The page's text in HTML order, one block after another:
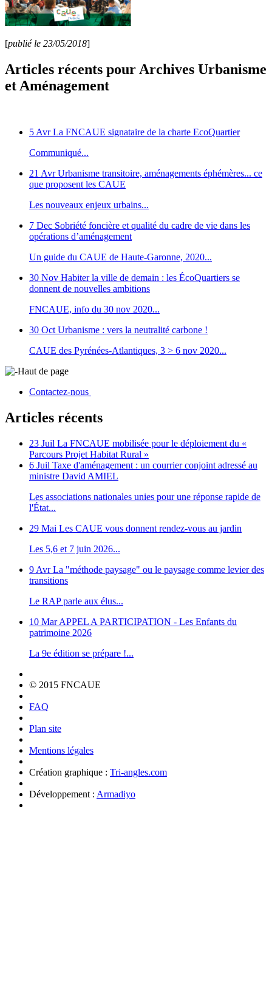
[publié le 23/05/2018]
Articles récents pour Archives Urbanisme
et Aménagement
5 Avr La FNCAUE signataire de la charte EcoQuartier
Communiqué...
21 Avr Urbanisme transitoire, aménagements éphémères... ce
que proposent les CAUE
Les nouveaux enjeux urbains...
7 Dec Sobriété foncière et qualité du cadre de vie dans les
opérations d’aménagement
Un guide du CAUE de Haute-Garonne, 2020...
30 Nov Habiter la ville de demain : les ÉcoQuartiers se
donnent de nouvelles ambitions
FNCAUE, info du 30 nov 2020...
30 Oct Urbanisme : vers la neutralité carbone !
CAUE des Pyrénées-Atlantiques, 3 > 6 nov 2020...
Haut de page
Contactez-nous
Articles récents
23 Juil La FNCAUE mobilisée pour le déploiement du «
Parcours Projet Habitat Rural »
6 Juil Taxe d'aménagement : un courrier conjoint adressé au
ministre David AMIEL
Les associations nationales unies pour une réponse rapide de
l'État...
29 Mai Les CAUE vous donnent rendez-vous au jardin
Les 5,6 et 7 juin 2026...
9 Avr La "méthode paysage" ou le paysage comme levier des
transitions
Le RAP parle aux élus...
10 Mar APPEL A PARTICIPATION - Les Enfants du
patrimoine 2026
La 9e édition se prépare !...
© 2015 FNCAUE
FAQ
Plan site
Mentions légales
Création graphique : Tri-angles.com
Développement : Armadiyo